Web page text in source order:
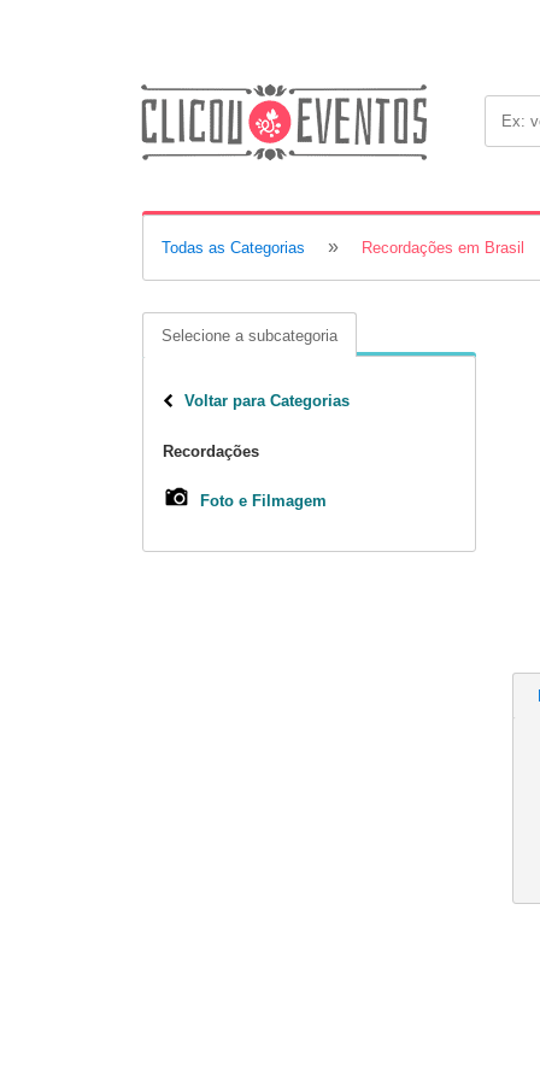
Todas as Categorias » Recordações em Brasil
Selecione a subcategoria
Voltar para Categorias
Recordações
Foto e Filmagem